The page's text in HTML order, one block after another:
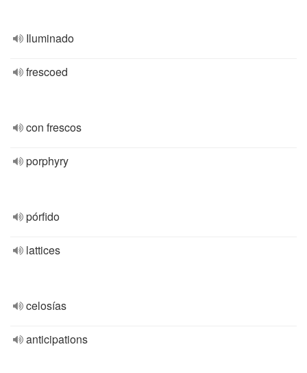
Iluminado
frescoed
con frescos
porphyry
pórfido
lattices
celosías
anticipations